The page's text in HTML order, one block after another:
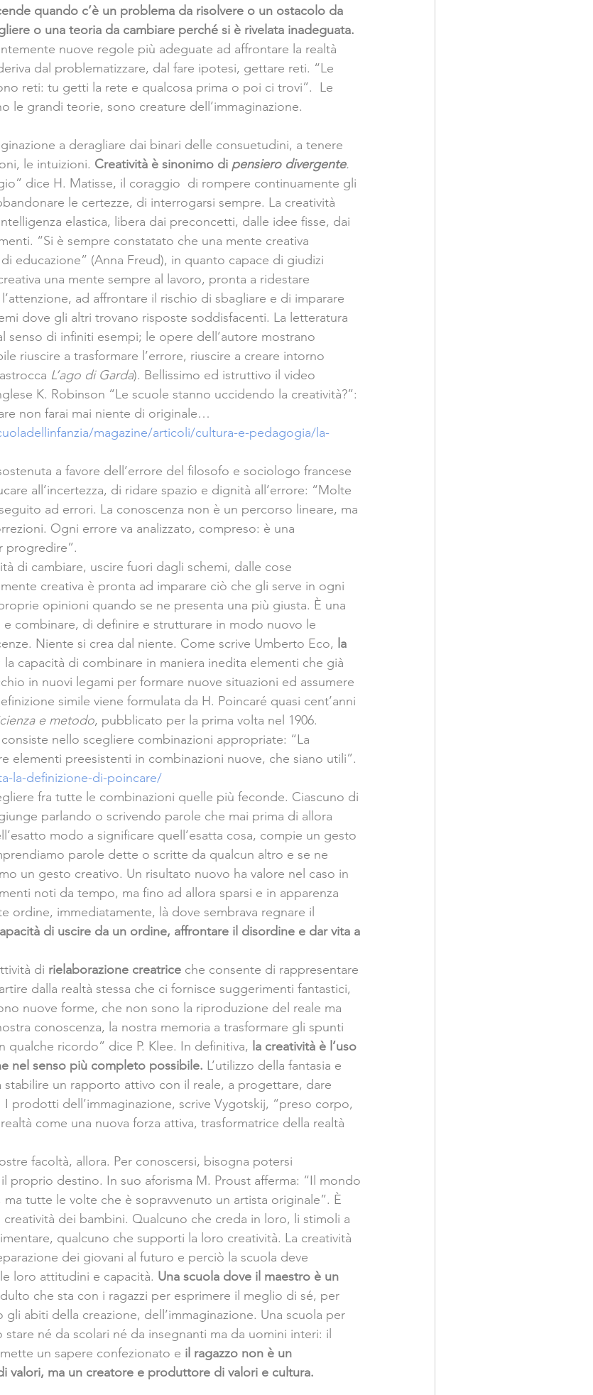
quando c’è un problema da risolvere o un ostacolo da
o una teoria da cambiare perché si è rivelata inadeguata.
nuove regole più adeguate ad affrontare la realtà
dal problematizzare, dal fare ipotesi, gettare reti. “Le
reti: tu getti la rete e qualcosa prima o poi ci trovi”.  Le
le grandi teorie, sono creature dell’immaginazione.
a deragliare dai binari delle consuetudini, a tenere
le intuizioni. Creatività è sinonimo di pensiero divergente.
dice H. Matisse, il coraggio  di rompere continuamente gli
le certezze, di interrogarsi sempre. La creatività
elastica, libera dai preconcetti, dalle idee fisse, dai
“Si è sempre constatato che una mente creativa
educazione” (Anna Freud), in quanto capace di giudizi
una mente sempre al lavoro, pronta a ridestare
ad affrontare il rischio di sbagliare e di imparare
dove gli altri trovano risposte soddisfacenti. La letteratura
senso di infiniti esempi; le opere dell’autore mostrano
riuscire a trasformare l’errore, riuscire a creare intorno
L’ago di Garda). Bellissimo ed istruttivo il video
K. Robinson “Le scuole stanno uccidendo la creatività?”:
non farai mai niente di originale…
magazine/articoli/cultura-e-pedagogia/la-
a favore dell’errore del filosofo e sociologo francese
all’incertezza, di ridare spazio e dignità all’errore: “Molte
ad errori. La conoscenza non è un percorso lineare, ma
Ogni errore va analizzato, compreso: è una
progredire”.
di cambiare, uscire fuori dagli schemi, dalle cose
creativa è pronta ad imparare ciò che gli serve in ogni
opinioni quando se ne presenta una più giusta. È una
e combinare, di definire e strutturare in modo nuovo le
Niente si crea dal niente. Come scrive Umberto Eco, la
la capacità di combinare in maniera inedita elementi che già
in nuovi legami per formare nuove situazioni ed assumere
simile viene formulata da H. Poincaré quasi cent’anni
e metodo, pubblicato per la prima volta nel 1906.
nello scegliere combinazioni appropriate: “La
elementi preesistenti in combinazioni nuove, che siano utili”.
la-definizione-di-poincare/
fra tutte le combinazioni quelle più feconde. Ciascuno di
parlando o scrivendo parole che mai prima di allora
modo a significare quell’esatta cosa, compie un gesto
parole dette o scritte da qualcun altro e se ne
un gesto creativo. Un risultato nuovo ha valore nel caso in
noti da tempo, ma fino ad allora sparsi e in apparenza
ordine, immediatamente, là dove sembrava regnare il
di uscire da un ordine, affrontare il disordine e dar vita a
di rielaborazione creatrice che consente di rappresentare
dalla realtà stessa che ci fornisce suggerimenti fantastici,
nuove forme, che non sono la riproduzione del reale ma
conoscenza, la nostra memoria a trasformare gli spunti
qualche ricordo” dice P. Klee. In definitiva, la creatività è l’uso
nel senso più completo possibile. L’utilizzo della fantasia e
stabilire un rapporto attivo con il reale, a progettare, dare
prodotti dell’immaginazione, scrive Vygotskij, “preso corpo,
come una nuova forza attiva, trasformatrice della realtà
facoltà, allora. Per conoscersi, bisogna potersi
proprio destino. In suo aforisma M. Proust afferma: “Il mondo
tutte le volte che è sopravvenuto un artista originale”. È
creatività dei bambini. Qualcuno che creda in loro, li stimoli a
qualcuno che supporti la loro creatività. La creatività
dei giovani al futuro e perciò la scuola deve
loro attitudini e capacità. Una scuola dove il maestro è un
che sta con i ragazzi per esprimere il meglio di sé, per
gli abiti della creazione, dell’immaginazione. Una scuola per
né da scolari né da insegnanti ma da uomini interi: il
un sapere confezionato e il ragazzo non è un
valori, ma un creatore e produttore di valori e cultura.